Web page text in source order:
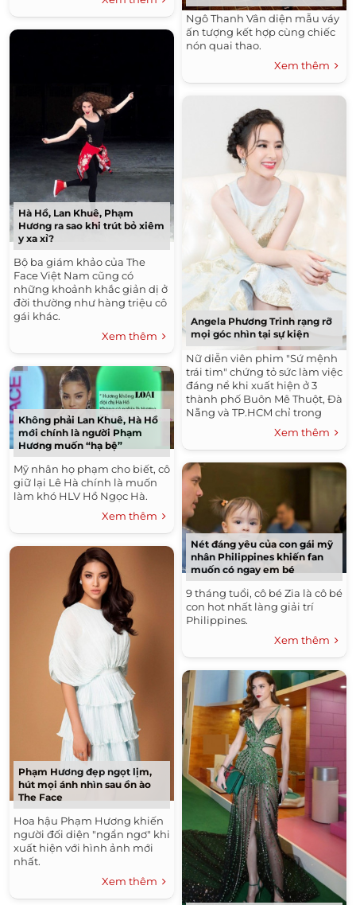
Hà Hồ, Lan Khuê, Phạm
Hương ra sao khi trút bỏ xiêm
y xa xỉ?
Bộ ba giám khảo của The
Face Việt Nam cũng có
những khoảnh khắc giản dị ở
đời thường như hàng triệu cô
gái khác.
Xem thêm
Không phải Lan Khuê, Hà Hồ
mới chính là người Phạm
Hương muốn “hạ bệ”
Mỹ nhân họ phạm cho biết, cô
giữ lại Lê Hà chính là muốn
làm khó HLV Hồ Ngọc Hà.
Xem thêm
Phạm Hương đẹp ngọt lịm,
hút mọi ánh nhìn sau ồn ào
The Face
Hoa hậu Phạm Hương khiến
người đối diện "ngẩn ngơ" khi
xuất hiện với hình ảnh mới
nhất.
Xem thêm
Ngô Thanh Vân diện mẫu váy
ấn tượng kết hợp cùng chiếc
nón quai thao.
Xem thêm
Angela Phương Trinh rạng rỡ
mọi góc nhìn tại sự kiện
Nữ diễn viên phim "Sứ mệnh
trái tim" chứng tỏ sức làm việc
đáng nể khi xuất hiện ở 3
thành phố Buôn Mê Thuột, Đà
Nẵng và TP.HCM chỉ trong
Xem thêm
Nét đáng yêu của con gái mỹ
nhân Philippines khiến fan
muốn có ngay em bé
9 tháng tuổi, cô bé Zia là cô bé
con hot nhất làng giải trí
Philippines.
Xem thêm